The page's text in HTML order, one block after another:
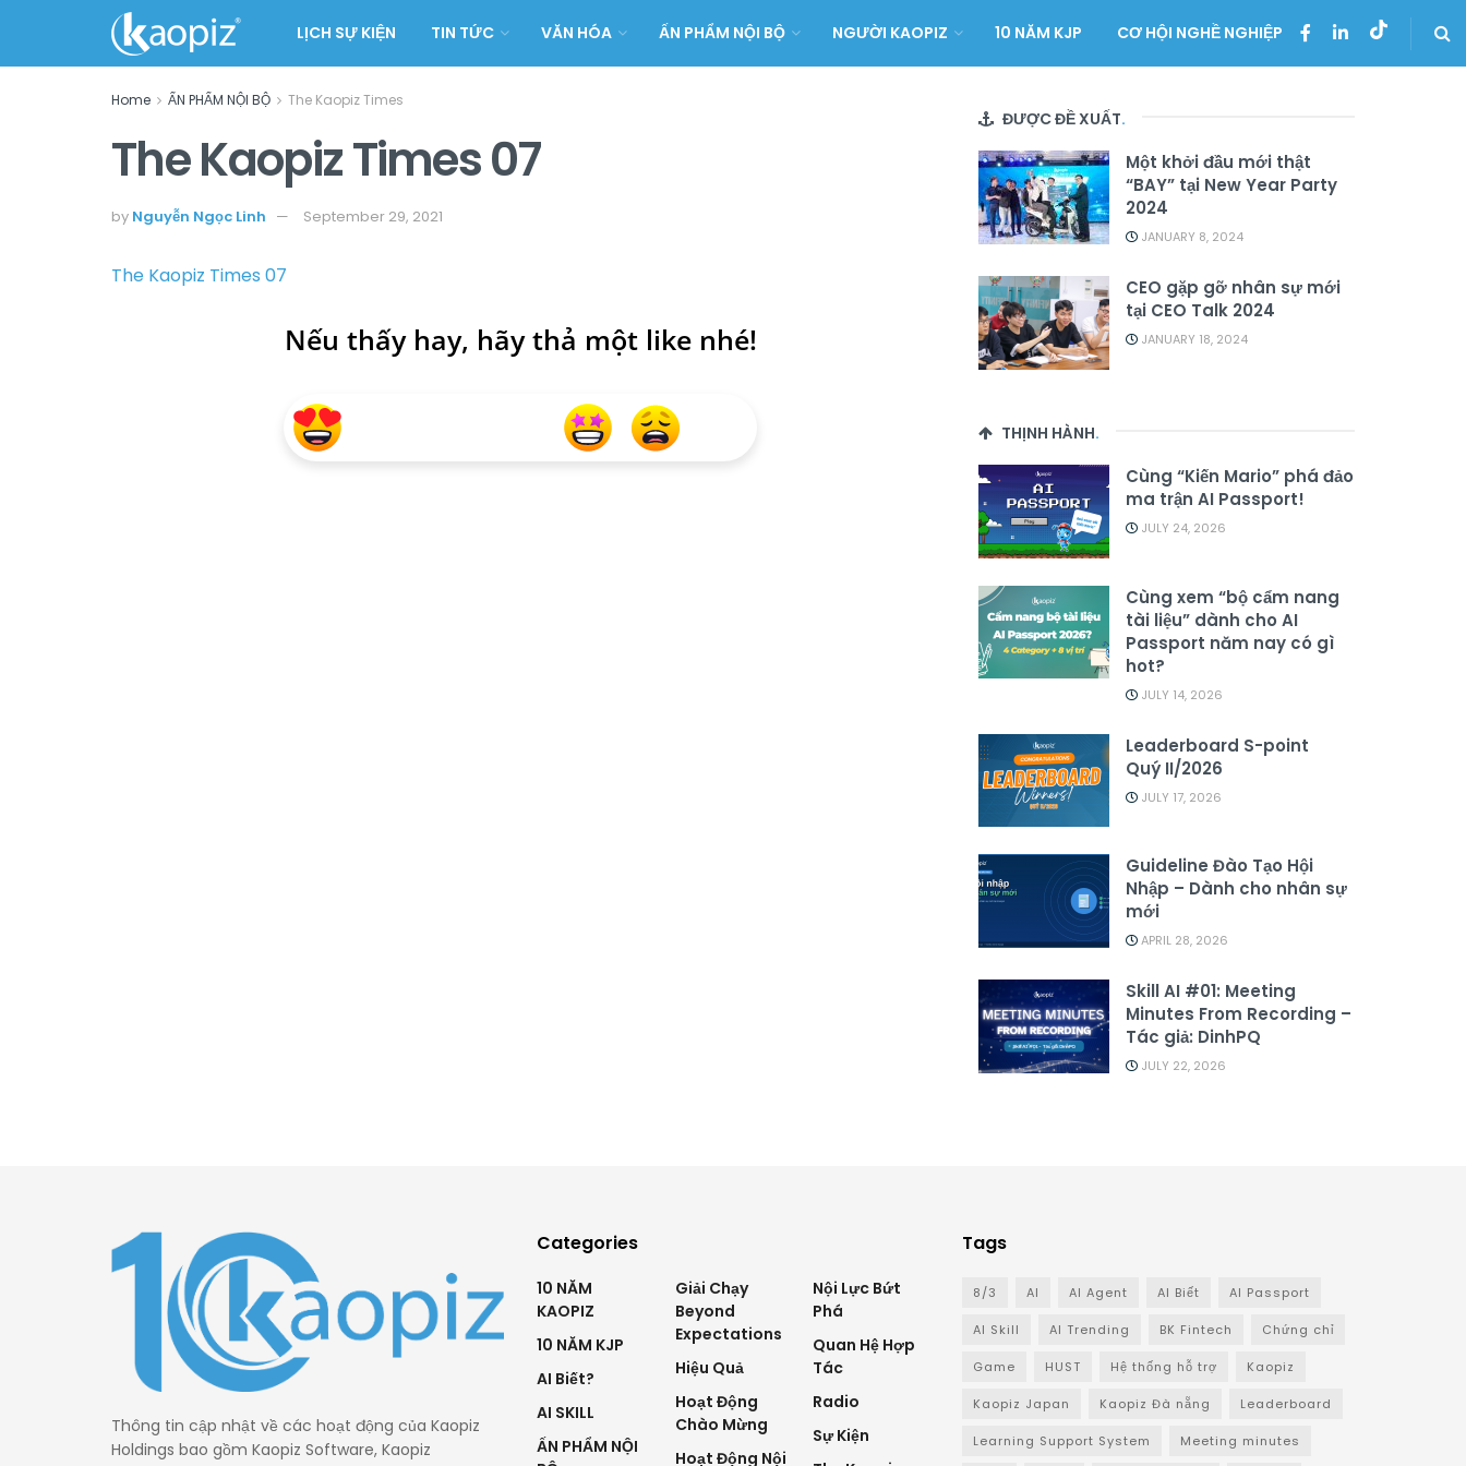
LỊCH SỰ KIỆN TIN TỨC VĂN HÓA ẤN PHẨM NỘI BỘ NGƯỜI KAOPIZ 10 NĂM KJP CƠ HỘI NGHỀ NGHIỆP
Home ẤN PHẨM NỘI BỘ The Kaopiz Times
The Kaopiz Times 07
by Nguyễn Ngọc Linh September 29, 2021
The Kaopiz Times 07
Nếu thấy hay, hãy thả một like nhé!
ĐƯỢC ĐỀ XUẤT.
Một khởi đầu mới thật
“BAY” tại New Year Party
2024
JANUARY 8, 2024
CEO gặp gỡ nhân sự mới
tại CEO Talk 2024
JANUARY 18, 2024
THỊNH HÀNH.
Cùng “Kiến Mario” phá đảo
ma trận AI Passport!
JULY 24, 2026
Cùng xem “bộ cẩm nang
tài liệu” dành cho AI
Passport năm nay có gì
hot?
JULY 14, 2026
Leaderboard S-point
Quý II/2026
JULY 17, 2026
Guideline Đào Tạo Hội
Nhập – Dành cho nhân sự
mới
APRIL 28, 2026
Skill AI #01: Meeting
Minutes From Recording –
Tác giả: DinhPQ
JULY 22, 2026
Thông tin cập nhật về các hoạt động của Kaopiz
Holdings bao gồm Kaopiz Software, Kaopiz
Categories
10 NĂM
KAOPIZ
10 NĂM KJP
AI Biết?
AI SKILL
ẤN PHẨM NỘI
Giải Chạy
Beyond
Expectations
Hiệu Quả
Hoạt Động
Chào Mừng
Hoạt Động Nội
Nội Lực Bứt
Phá
Quan Hệ Hợp
Tác
Radio
Sự Kiện
Tags
8/3 AI AI Agent AI Biết AI Passport
AI Skill AI Trending BK Fintech Chứng chỉ
Game HUST Hệ thống hỗ trợ Kaopiz
Kaopiz Japan Kaopiz Đà nẵng Leaderboard
Learning Support System Meeting minutes